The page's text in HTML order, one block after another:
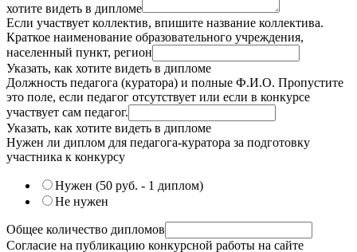
хотите видеть в дипломе
Если участвует коллектив, впишите название коллектива.
Краткое наименование образовательного учреждения,
населенный пункт, регион
Указать, как хотите видеть в дипломе
Должность педагога (куратора) и полные Ф.И.О. Пропустите
это поле, если педагог отсутствует или если в конкурсе
участвует сам педагог.
Указать, как хотите видеть в дипломе
Нужен ли диплом для педагога-куратора за подготовку
участника к конкурсу
Нужен (50 руб. - 1 диплом)
Не нужен
Общее количество дипломов
Согласие на публикацию конкурсной работы на сайте